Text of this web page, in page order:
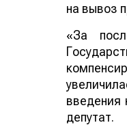
на вывоз
«За
введения
депутат.